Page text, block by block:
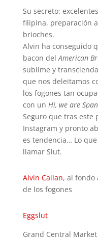
Su secreto:
filipina, preparación
brioches.
Alvin ha conseguido
bacon delAmerican
sublime y
que nos deleitamos
los fogones tan
con un Hi, we are
Seguro que tras este
Instagram y pronto
es tendencia… Lo
llamar Slut.
Alvin Cailan, al fondo
de los fogones
Eggslut
Grand Central Market